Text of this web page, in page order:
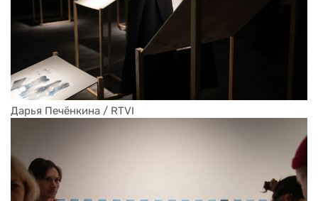
Дарья Печёнкина / RTVI